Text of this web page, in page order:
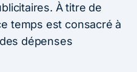
À titre de
temps est consacré à
dépenses